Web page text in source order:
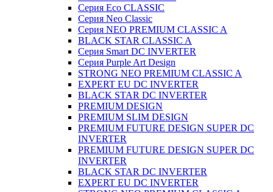
Серия Eco CLASSIC
Серия Neo Classic
Серия NEO PREMIUM CLASSIC A
BLACK STAR CLASSIC A
Серия Smart DC INVERTER
Серия Purple Art Design
STRONG NEO PREMIUM CLASSIC A
EXPERT EU DC INVERTER
BLACK STAR DC INVERTER
PREMIUM DESIGN
PREMIUM SLIM DESIGN
PREMIUM FUTURE DESIGN SUPER DC
INVERTER
PREMIUM FUTURE DESIGN SUPER DC
INVERTER
BLACK STAR DC INVERTER
EXPERT EU DC INVERTER